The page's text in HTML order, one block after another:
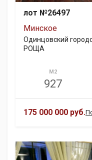
лот №26497
Минское
Одинцовский
РОЩА
М2
927
175 000 000 руб.